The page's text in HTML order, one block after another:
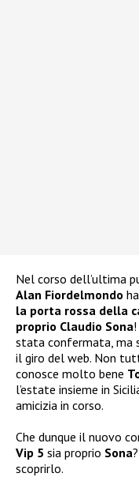
Nel corso dell’ultima
Alan Fiordelmondo
la porta rossa della
proprio Claudio Sona
stata confermata, ma
il giro del web. Non
conosce molto bene
l’estate insieme in
amicizia in corso.
Che dunque il nuovo
Vip 5 sia proprio Sona
scoprirlo.